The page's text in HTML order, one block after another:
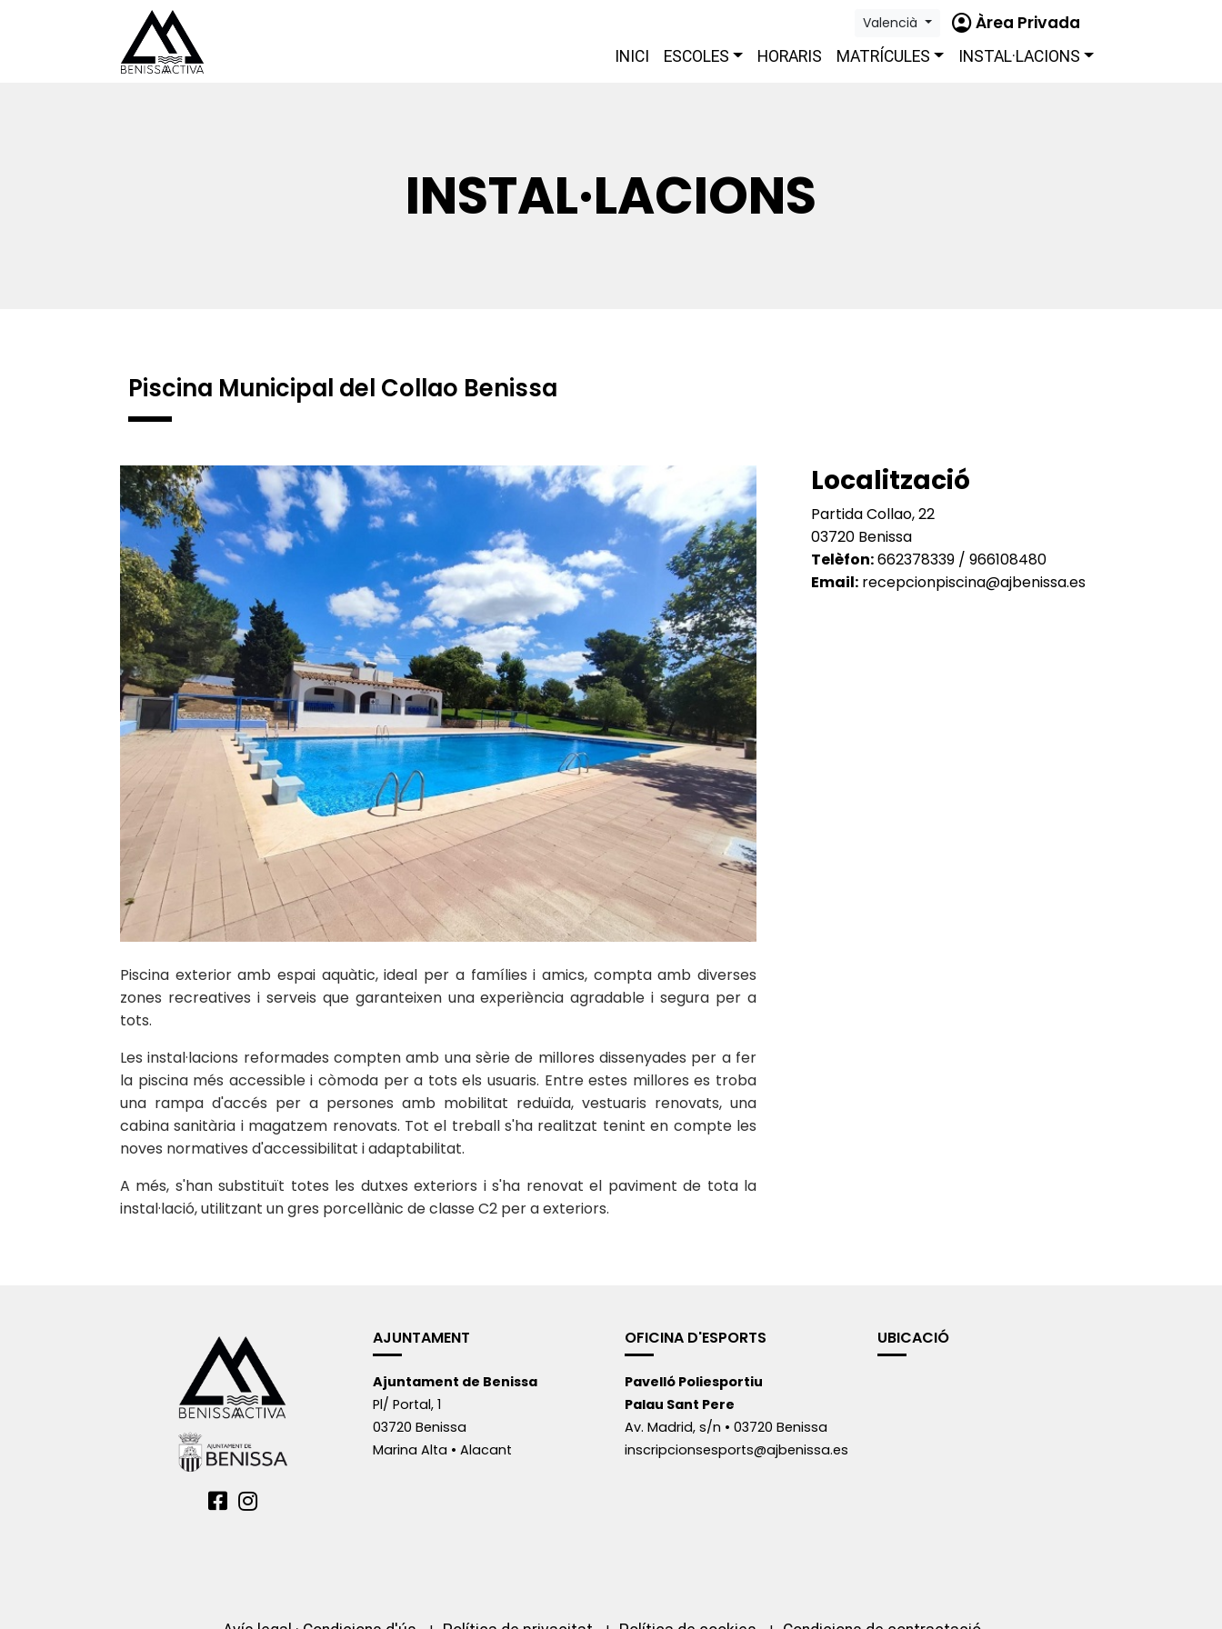
Valencià account_circleÀrea Privada
INICI ESCOLES HORARIS MATRÍCULES INSTAL·LACIONS
INSTAL·LACIONS
Piscina Municipal del Collao Benissa
Piscina exterior amb espai aquàtic, ideal per a famílies i amics, compta amb diverses
zones recreatives i serveis que garanteixen una experiència agradable i segura per a
tots.
Les instal·lacions reformades compten amb una sèrie de millores dissenyades per a fer
la piscina més accessible i còmoda per a tots els usuaris. Entre estes millores es troba
una rampa d'accés per a persones amb mobilitat reduïda, vestuaris renovats, una
cabina sanitària i magatzem renovats. Tot el treball s'ha realitzat tenint en compte les
noves normatives d'accessibilitat i adaptabilitat.
A més, s'han substituït totes les dutxes exteriors i s'ha renovat el paviment de tota la
instal·lació, utilitzant un gres porcellànic de classe C2 per a exteriors.
Localització
Partida Collao, 22
03720 Benissa
Telèfon:662378339 / 966108480
Email: recepcionpiscina@ajbenissa.es
AJUNTAMENT
Ajuntament de Benissa
Pl/ Portal, 1
03720 Benissa
Marina Alta • Alacant
OFICINA D'ESPORTS
Pavelló Poliesportiu
Palau Sant Pere
Av. Madrid, s/n • 03720 Benissa
inscripcionsesports@ajbenissa.es
UBICACIÓ